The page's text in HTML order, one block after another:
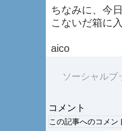
ちなみに、今
こないだ箱に
aico
ソーシャルブ
コメント
この記事へのコメン